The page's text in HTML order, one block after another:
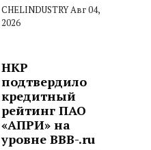
CHELINDUSTRYАвг 04,
2026
НКР
подтвердило
кредитный
рейтинг ПАО
«АПРИ» на
уровне BBB-.ru